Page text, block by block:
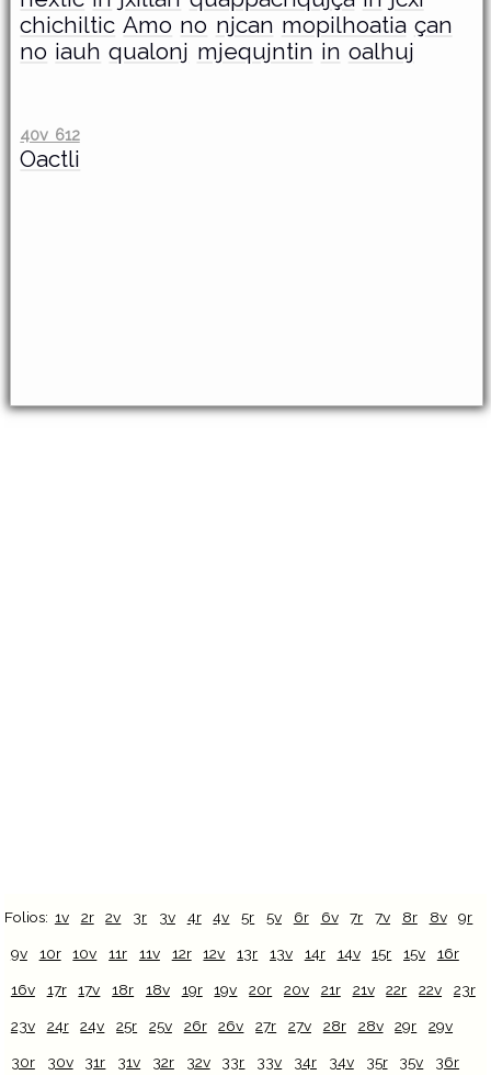
chichiltic Amo no njcan mopilhoatia çan
no iauh qualonj mjequjntin in oalhuj
40v 612
Oactli
Folios: 1v 2r 2v 3r 3v 4r 4v 5r 5v 6r 6v 7r 7v 8r 8v 9r
9v 10r 10v 11r 11v 12r 12v 13r 13v 14r 14v 15r 15v 16r
16v 17r 17v 18r 18v 19r 19v 20r 20v 21r 21v 22r 22v 23r
23v 24r 24v 25r 25v 26r 26v 27r 27v 28r 28v 29r 29v
30r 30v 31r 31v 32r 32v 33r 33v 34r 34v 35r 35v 36r